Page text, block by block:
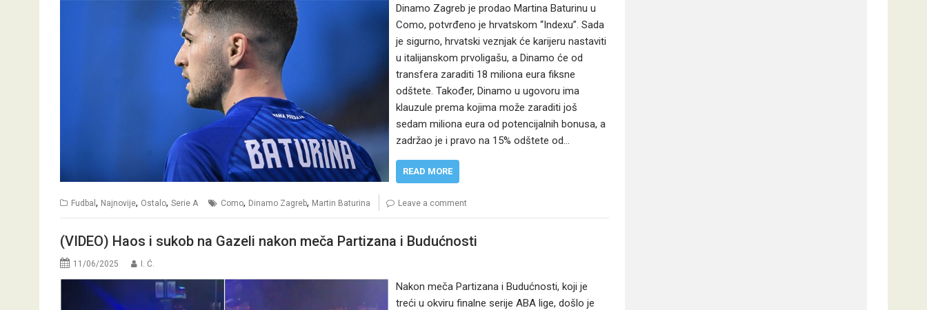
Dinamo Zagreb je prodao Martina Baturinu u
Como, potvrđeno je hrvatskom “Indexu”. Sada
je sigurno, hrvatski veznjak će karijeru nastaviti
u italijanskom prvoligašu, a Dinamo će od
transfera zaraditi 18 miliona eura fiksne
odštete. Također, Dinamo u ugovoru ima
klauzule prema kojima može zaraditi još
sedam miliona eura od potencijalnih bonusa, a
zadržao je i pravo na 15% odštete od…
READ MORE
Fudbal , Najnovije, Ostalo, Serie A Como, Dinamo Zagreb, Martin Baturina Leave a comment
(VIDEO) Haos i sukob na Gazeli nakon meča Partizana i Budućnosti
11/06/2025 I. Ć.
Nakon meča Partizana i Budućnosti, koji je
treći u okviru finalne serije ABA lige, došlo je